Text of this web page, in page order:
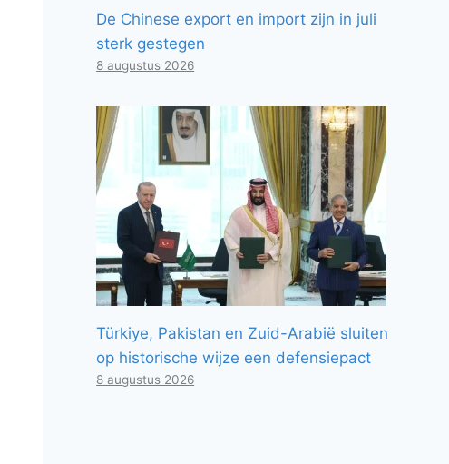
De Chinese export en import zijn in juli
sterk gestegen
8 augustus 2026
Türkiye, Pakistan en Zuid-Arabië sluiten
op historische wijze een defensiepact
8 augustus 2026